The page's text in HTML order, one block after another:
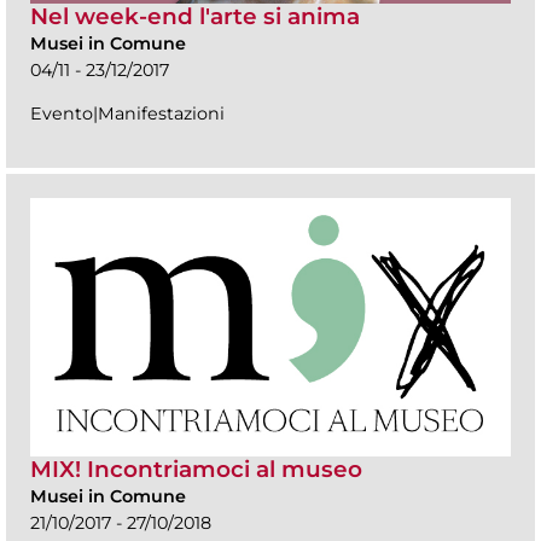
Nel week-end l'arte si anima
Musei in Comune
04/11 - 23/12/2017
Evento|Manifestazioni
MIX! Incontriamoci al museo
Musei in Comune
21/10/2017 - 27/10/2018